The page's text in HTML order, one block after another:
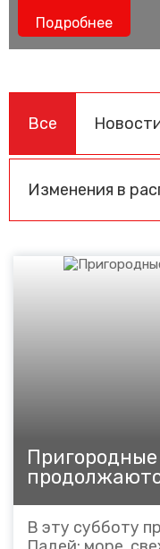
Подробнее
Все
Изменения в
В эту субботу